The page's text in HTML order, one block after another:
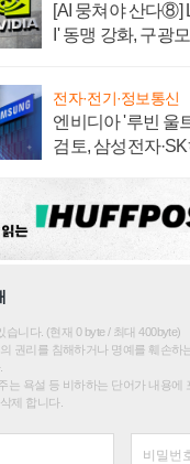
[AI 뭉쳐야 산다⑧]
I' 동맹 강화, 구광
전자·전기·정보통신
엔비디아 '루빈 울
검토, 삼성전자
습니다. (현재 0 byte / 최대 400byte)
권리를 침해하거나 명예를 훼손하
는 욕설 등 비하하는 단어가 내용에
제 합니다.